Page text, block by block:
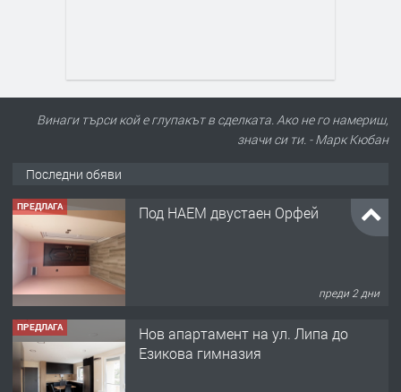
Винаги търси кой е глупакът в сделката. Ако не го намериш,
значи си ти. - Марк Кюбан
Последни обяви
ПРЕДЛАГА Под НАЕМ двустаен Орфей
ПРЕДЛАГА
ПРЕДЛАГА